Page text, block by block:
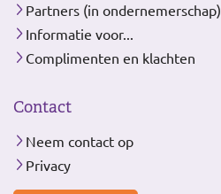
Partners (in ondernemerschap)
Informatie voor...
Complimenten en klachten
Contact
Neem contact op
Privacy